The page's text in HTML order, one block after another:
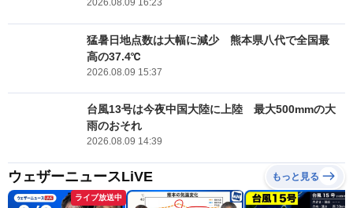
2026.08.09 16:23
猛暑日地点数は大幅に減少 熊本県八代で全国最
高の37.4℃
2026.08.09 15:37
台風13号は今夜中国大陸に上陸 最大500mmの大
雨のおそれ
2026.08.09 14:39
ウェザーニュースLiVE もっと見る
ライブ放送中